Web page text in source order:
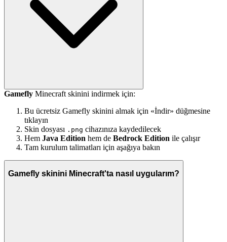
Gamefly Minecraft skinini indirmek için:
Bu ücretsiz Gamefly skinini almak için «İndir» düğmesine
tıklayın
Skin dosyası .png cihazınıza kaydedilecek
Hem Java Edition hem de Bedrock Edition ile çalışır
Tam kurulum talimatları için aşağıya bakın
Gamefly skinini Minecraft'ta nasıl uygularım?